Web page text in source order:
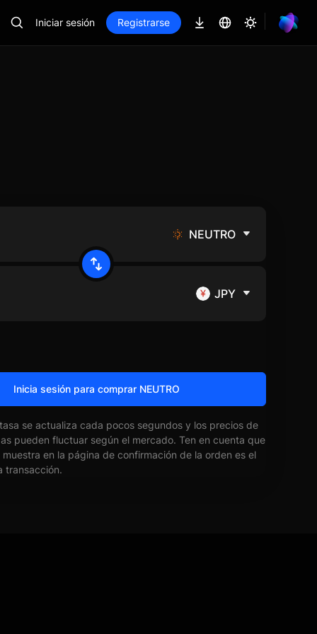
Iniciar sesión Registrarse
NEUTRO
JPY
Inicia sesión para comprar NEUTRO
se actualiza cada pocos segundos y los precios de
pueden fluctuar según el mercado. Ten en cuenta que
en la página de confirmación de la orden es el
transacción.